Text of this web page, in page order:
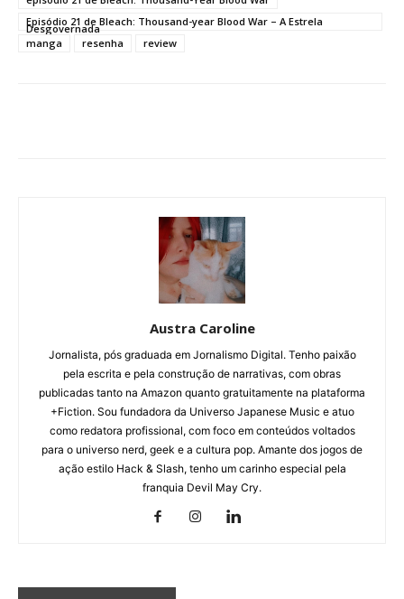
Episódio 21 de Bleach: Thousand-year Blood War – A Estrela
Desgovernada
manga
resenha review
Austra Caroline
Jornalista, pós graduada em Jornalismo Digital. Tenho paixão
pela escrita e pela construção de narrativas, com obras
publicadas tanto na Amazon quanto gratuitamente na plataforma
+Fiction. Sou fundadora da Universo Japanese Music e atuo
como redatora profissional, com foco em conteúdos voltados
para o universo nerd, geek e a cultura pop. Amante dos jogos de
ação estilo Hack & Slash, tenho um carinho especial pela
franquia Devil May Cry.